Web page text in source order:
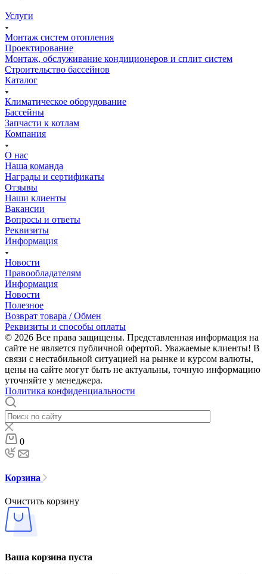
Услуги
Монтаж систем отопления
Проектирование
Монтаж, обслуживание кондиционеров и сплит систем
Строительство бассейнов
Каталог
Климатическое оборудование
Бассейны
Запчасти к котлам
Компания
О нас
Наша команда
Награды и сертификаты
Отзывы
Наши клиенты
Вакансии
Вопросы и ответы
Реквизиты
Информация
Новости
Правообладателям
Информация
Новости
Полезное
Возврат товара / Обмен
Реквизиты и способы оплаты
© 2026 Все права защищены. Представленная информация на
сайте не является публичной офертой. Уважаемые клиенты! В
связи с нестабильной ситуацией на рынке и курсом валюты,
цены на сайте могут быть не актуальны, точную информацию
уточняйте у менеджера.
Политика конфиденциальности
0
Корзина
Очистить корзину
Ваша корзина пуста